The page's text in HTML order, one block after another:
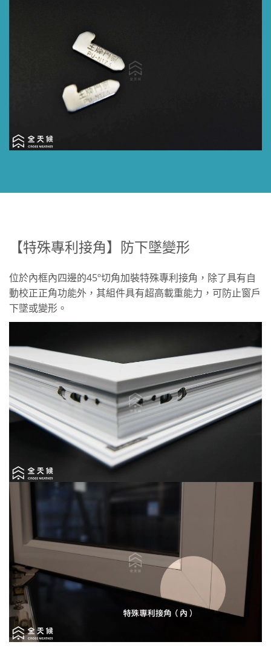
【特殊專利接角】防下墜變形
位於內框內四邊的45º切角加裝特殊專利接角，除了具有自
動校正正角功能外，其組件具有超高載重能力，可防止窗戶
下墜或變形。